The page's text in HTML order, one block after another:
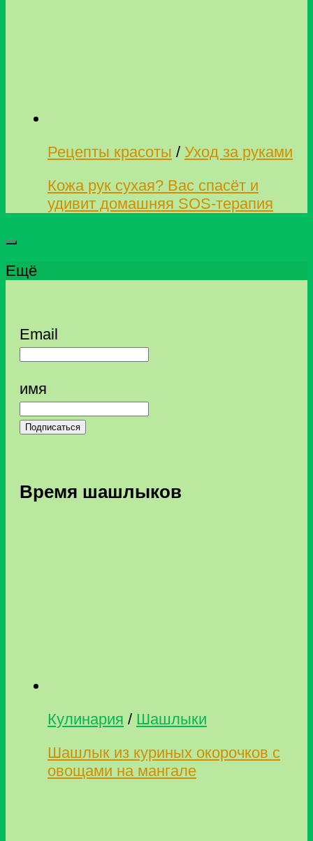
Рецепты красоты / Уход за руками
Кожа рук сухая? Вас спасёт и
удивит домашняя SOS-терапия
Ещё
Email
имя
Подписаться
Время шашлыков
Кулинария / Шашлыки
Шашлык из куриных окорочков с
овощами на мангале